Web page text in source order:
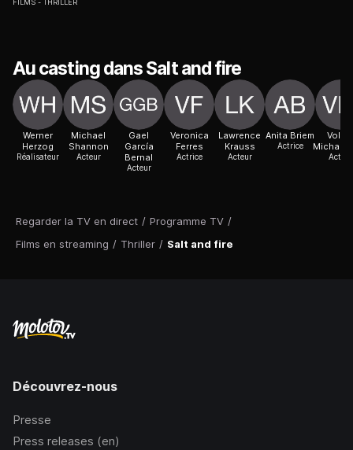
Regarder la TV en direct / Programme TV /
Films en streaming / Thriller / Salt and fire
FILMS THRILLER
Au casting dans Salt and fire
Werner
Herzog
Réalisateur
Michael
Shannon
Acteur
Gael
García
Bernal
Acteur
Veronica
Ferres
Actrice
Lawrence
Krauss
Acteur
Anita Briem
Actrice
Volker
Acteur
Découvrez-nous
Presse
Press releases (en)